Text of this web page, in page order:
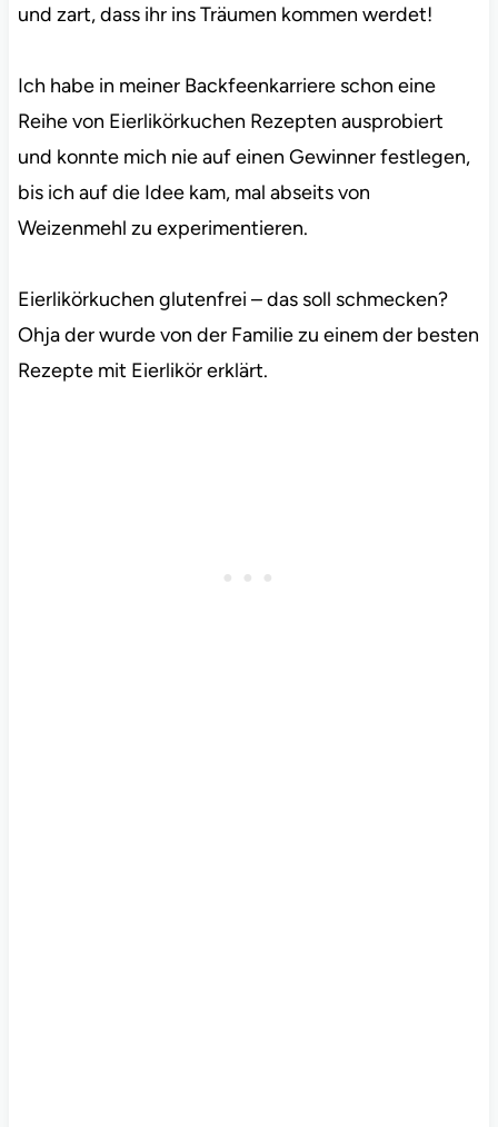
und zart, dass ihr ins Träumen kommen werdet!
Ich habe in meiner Backfeenkarriere schon eine
Reihe von Eierlikörkuchen Rezepten ausprobiert
und konnte mich nie auf einen Gewinner festlegen,
bis ich auf die Idee kam, mal abseits von
Weizenmehl zu experimentieren.
Eierlikörkuchen glutenfrei – das soll schmecken?
Ohja der wurde von der Familie zu einem der besten
Rezepte mit Eierlikör erklärt.